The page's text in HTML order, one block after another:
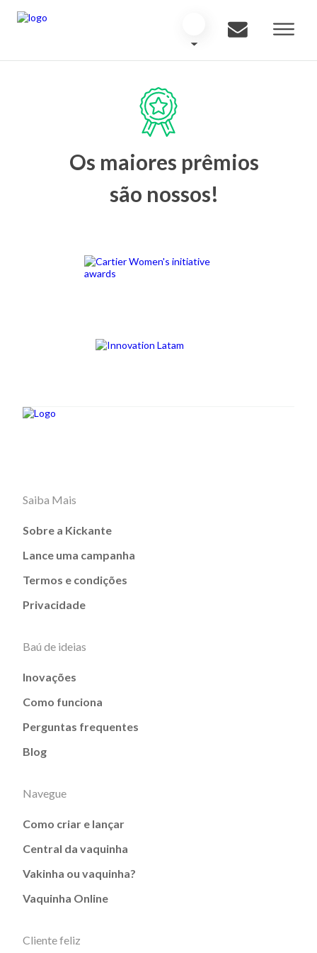
Os maiores prêmios
são nossos!
Saiba Mais
Sobre a Kickante
Lance uma campanha
Termos e condições
Privacidade
Baú de ideias
Inovações
Como funciona
Perguntas frequentes
Blog
Navegue
Como criar e lançar
Central da vaquinha
Vakinha ou vaquinha?
Vaquinha Online
Cliente feliz